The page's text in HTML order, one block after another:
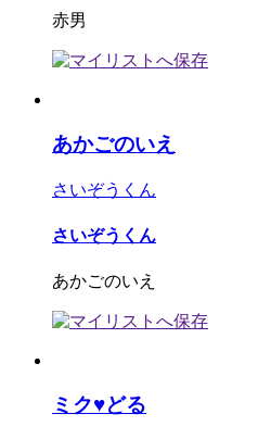
赤男
あかごのいえ
さいぞうくん
さいぞうくん
あかごのいえ
ミク♥どる